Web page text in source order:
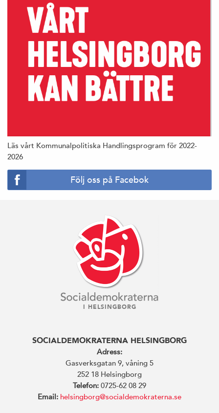
Läs vårt Kommunalpolitiska Handlingsprogram för 2022-
2026
Följ oss på Facebok
I HELSINGBORG
SOCIALDEMOKRATERNA HELSINGBORG
Adress:
Gasverksgatan 9, våning 5
252 18 Helsingborg
Telefon: 0725-62 08 29
Email: helsingborg@socialdemokraterna.se